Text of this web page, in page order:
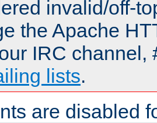
invalid/off-
the Apache
IRC channel,
lists.
are disabled